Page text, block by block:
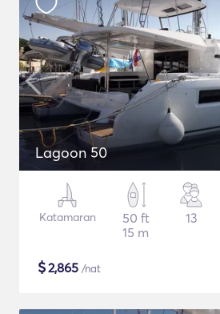
Lagoon 50
Katamaran
50 ft
15 m
13
$2,865 /nat